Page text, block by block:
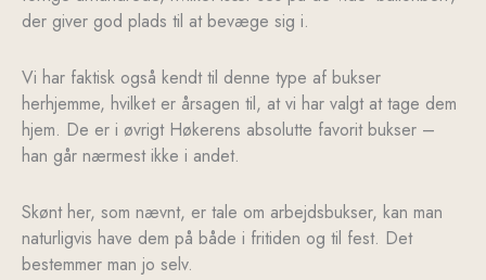
der giver god plads til at bevæge sig i.
Vi har faktisk også kendt til denne type af bukser
herhjemme, hvilket er årsagen til, at vi har valgt at tage dem
hjem. De er i øvrigt Høkerens absolutte favorit bukser –
han går nærmest ikke i andet.
Skønt her, som nævnt, er tale om arbejdsbukser, kan man
naturligvis have dem på både i fritiden og til fest. Det
bestemmer man jo selv.